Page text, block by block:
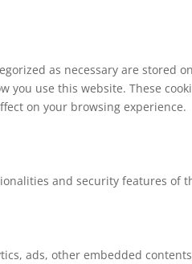
as necessary are stored
you use this website. These
on your browsing experience.
and security features of
ads, other embedded